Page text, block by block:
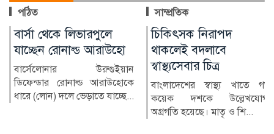
পঠিত সাম্প্রতিক
চিকিৎসক নিরাপদ
থাকলেই বদলাবে
স্বাস্থ্যসেবার চিত্র
বাংলাদেশের স্বাস্থ্য খাতে গত
কয়েক দশকে উল্লেখযোগ্য
প্রস্তুতি ম্যাচে অস্ট্রেলিয়ার
কাছে হার বাংলাদেশের
অস্ট্রেলিয়ার বিপক্ষে দুই টেস্টের
সিরিজ শুরুর আগে প্রস্তুতি ম্যাচে
বড় ধাক্কা খ...